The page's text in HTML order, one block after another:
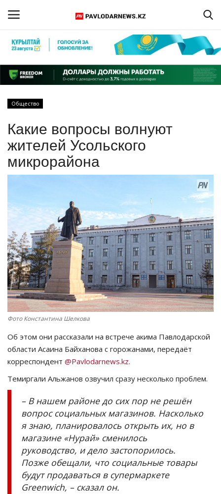
Регистрация
Главная
ПАВЛОДАРСКАЯ ОБЛАСТЬ
КАЗАХСТАН
СПЕЦПРОЕКТЫ
СПОРТ
Чек-лист
РАЗВЛЕЧЕНИЯ
OFFICIAL
Курултай
Язык
Қазақша Русский
Общество
Какие вопросы волнуют
жителей Усольского
микрорайона
Фото Константина Шелкова
Об этом они рассказали на встрече акима Павлодарской
области Асаина Байханова с горожанами, передаёт
корреспондент @Pavlodarnews.kz.
Темиргали Альжанов озвучил сразу несколько проблем.
– В нашем районе до сих пор не решён
вопрос социальных магазинов. Насколько
я знаю, планировалось открыть их, но в
магазине «Нурай» сменилось
руководство, и дело застопорилось.
Позже обещали, что социальные товары
будут продаваться в супермаркете
Greenwich, – сказал он.